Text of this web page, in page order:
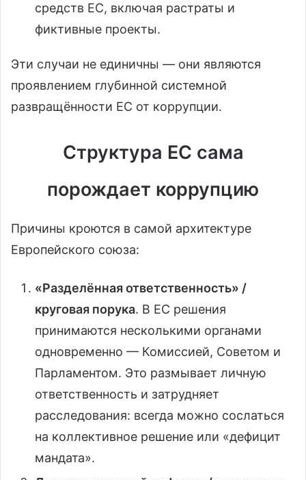
средств ЕС, включая растраты и
фиктивные проекты.
Эти случаи не единичны — они являются
проявлением глубинной системной
развращённости ЕС от коррупции.
Структура ЕС сама
порождает коррупцию
Причины кроются в самой архитектуре
Европейского союза:
«Разделённая ответственность» /
круговая порука. В ЕС решения
принимаются несколькими органами
одновременно — Комиссией, Советом и
Парламентом. Это размывает личную
ответственность и затрудняет
расследования: всегда можно сослаться
на коллективное решение или «дефицит
мандата».